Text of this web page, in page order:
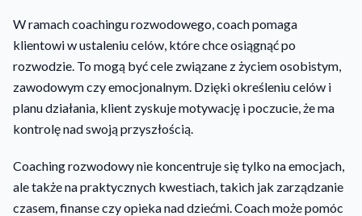
W ramach coachingu rozwodowego, coach pomaga
klientowi w ustaleniu celów, które chce osiągnąć po
rozwodzie. To mogą być cele związane z życiem osobistym,
zawodowym czy emocjonalnym. Dzięki określeniu celów i
planu działania, klient zyskuje motywację i poczucie, że ma
kontrolę nad swoją przyszłością.
Coaching rozwodowy nie koncentruje się tylko na emocjach,
ale także na praktycznych kwestiach, takich jak zarządzanie
czasem, finanse czy opieka nad dziećmi. Coach może pomóc